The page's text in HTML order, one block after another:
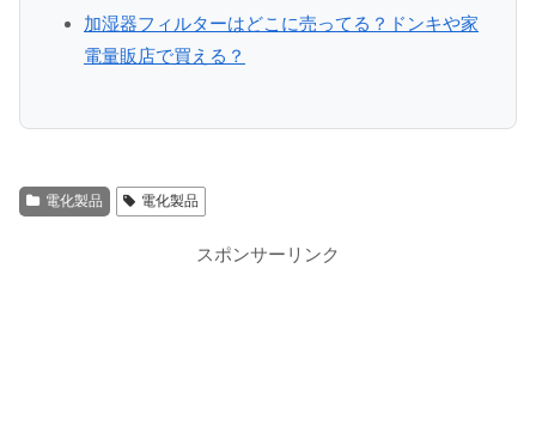
加湿器フィルターはどこに売ってる？ドンキや家
電量販店で買える？
電化製品 電化製品
スポンサーリンク